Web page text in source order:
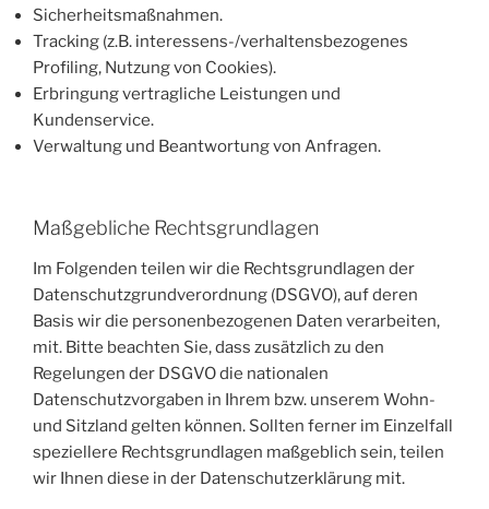
Sicherheitsmaßnahmen.
Tracking (z.B. interessens-/verhaltensbezogenes
Profiling, Nutzung von Cookies).
Erbringung vertragliche Leistungen und
Kundenservice.
Verwaltung und Beantwortung von Anfragen.
Maßgebliche Rechtsgrundlagen
Im Folgenden teilen wir die Rechtsgrundlagen der
Datenschutzgrundverordnung (DSGVO), auf deren
Basis wir die personenbezogenen Daten verarbeiten,
mit. Bitte beachten Sie, dass zusätzlich zu den
Regelungen der DSGVO die nationalen
Datenschutzvorgaben in Ihrem bzw. unserem Wohn-
und Sitzland gelten können. Sollten ferner im Einzelfall
speziellere Rechtsgrundlagen maßgeblich sein, teilen
wir Ihnen diese in der Datenschutzerklärung mit.